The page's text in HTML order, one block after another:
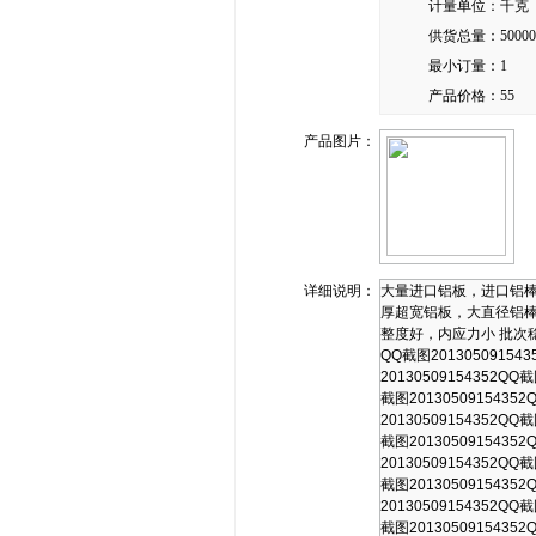
计量单位： 千克
供货总量：
最小订量： 1
产品价格： 55
产品图片：
详细说明：